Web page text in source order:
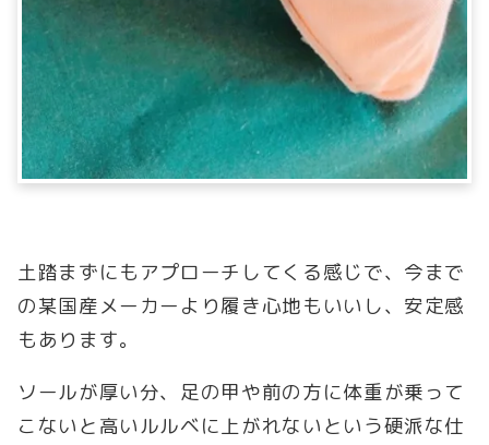
土踏まずにもアプローチしてくる感じで、今まで
の某国産メーカーより履き心地もいいし、安定感
もあります。
ソールが厚い分、足の甲や前の方に体重が乗って
こないと高いルルベに上がれないという硬派な仕